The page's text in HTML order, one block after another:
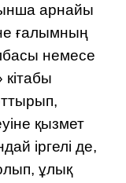
арнайы
ғалымның
немесе
қызмет
іргелі де,
ұлық